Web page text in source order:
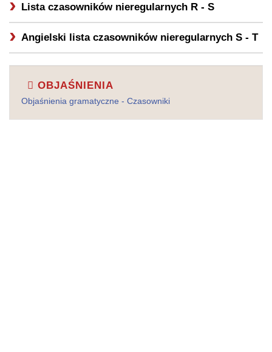
Lista czasowników nieregularnych R - S
Angielski lista czasowników nieregularnych S - T
OBJAŚNIENIA
Objaśnienia gramatyczne - Czasowniki